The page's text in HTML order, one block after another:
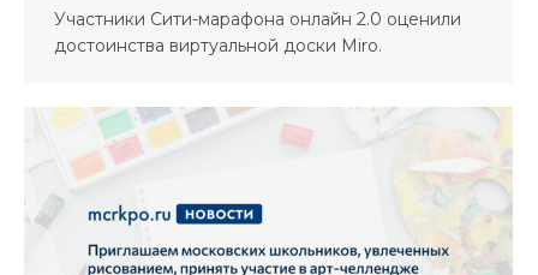
Участники Сити-марафона онлайн 2.0 оценили
достоинства виртуальной доски Miro.